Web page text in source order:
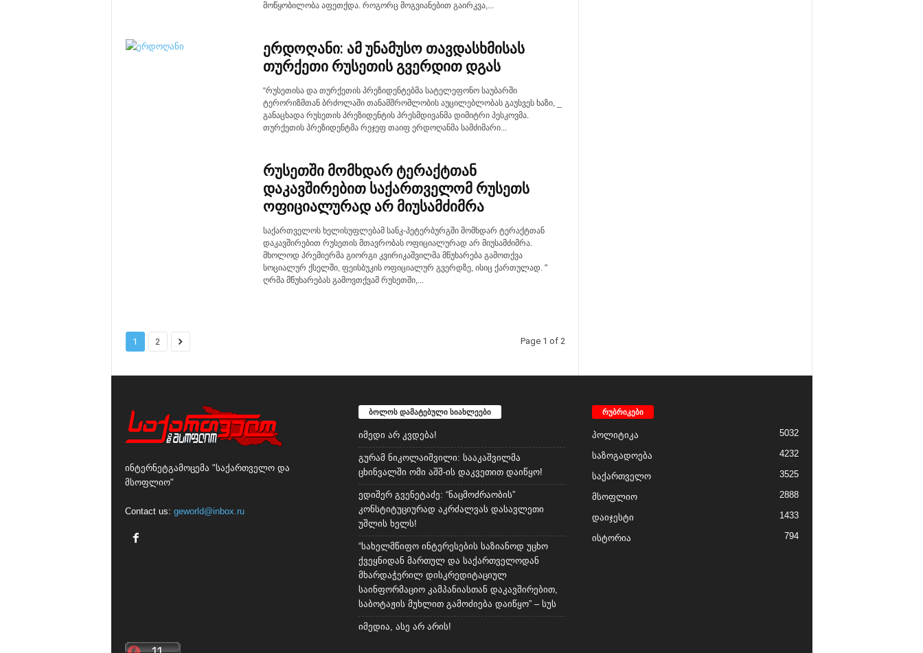
მოწყობილობა აფეთქდა. როგორც მოგვიანებით გაირკვა,...
ერდოღანი: ამ უნამუსო თავდასხმისას
თურქეთი რუსეთის გვერდით დგას
“რუსეთისა და თურქეთის პრეზიდენტებმა სატელეფონო საუბარში
ტერორიზმთან ბრძოლაში თანამშრომლობის აუცილებლობას გაუსვეს ხაზი, _
განაცხადა რუსეთის პრეზიდენტის პრესმდივანმა დიმიტრი პესკოვმა.
თურქეთის პრეზიდენტმა რეჯეფ თაიფ ერდოღანმა სამძიმარი...
რუსეთში მომხდარ ტერაქტთან
დაკავშირებით საქართველომ რუსეთს
ოფიციალურად არ მიუსამძიმრა
საქართველოს ხელისუფლებამ სანკ-პეტერბურგში მომხდარ ტერაქტთან
დაკავშირებით რუსეთის მთავრობას ოფიციალურად არ მიუსამძიმრა.
მხოლოდ პრემიერმა გიორგი კვირიკაშვილმა მწუხარება გამოთქვა
სოციალურ ქსელში, ფეისბუკის ოფიციალურ გვერდზე, ისიც ქართულად. "
ღრმა მწუხარებას გამოვთქვამ რუსეთში,...
1 2 Page 1 of 2
ინტერნეტგამოცემა "საქართველო და
მსოფლიო"
Contact us: geworld@inbox.ru
ბოლოს დამატებული სიახლეები
იმედი არ კვდება!
გურამ ნიკოლაიშვილი: სააკაშვილმა
ცხინვალში ომი აშშ-ის დაკვეთით დაიწყო!
ედიშერ გვენეტაძე: “ნაცმოძრაობის”
კონსტიტუციურად აკრძალვას დასავლეთი
უშლის ხელს!
“სახელმწიფო ინტერესების საზიანოდ უცხო
ქვეყნიდან მართულ და საქართველოდან
მხარდაჭერილ დისკრედიტაციულ
საინფორმაციო კამპანიასთან დაკავშირებით,
საბოტაჟის მუხლით გამოძიება დაიწყო” – სუს
იმედია, ასე არ არის!
რუბრიკები
პოლიტიკა 5032
საზოგადოება 4232
საქართველო 3525
მსოფლიო 2888
დაიჯესტი 1433
ისტორია 794